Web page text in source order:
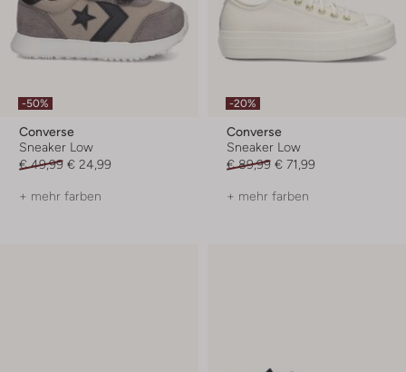
-50%
Converse
Sneaker Low
€ 49,99 € 24,99
+ mehr farben
-20%
Converse
Sneaker Low
€ 89,99 € 71,99
+ mehr farben